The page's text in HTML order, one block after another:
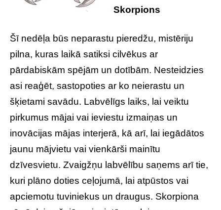
Skorpions
Šī nedēļa būs neparastu pieredžu, mistēriju
pilna, kuras laikā satiksi cilvēkus ar
pārdabiskām spējām un dotībām. Nesteidzies
asi reaģēt, sastopoties ar ko neierastu un
šķietami savādu. Labvēlīgs laiks, lai veiktu
pirkumus mājai vai ieviestu izmaiņas un
inovācijas mājas interjerā, kā arī, lai iegādātos
jaunu mājvietu vai vienkārši mainītu
dzīvesvietu. Zvaigžņu labvēlību saņems arī tie,
kuri plāno doties ceļojumā, lai atpūstos vai
apciemotu tuviniekus un draugus. Skorpiona